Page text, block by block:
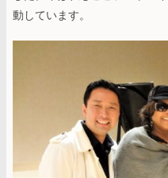
動しています。